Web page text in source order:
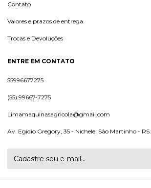
Contato
Valores e prazos de entrega
Trocas e Devoluções
ENTRE EM CONTATO
55996677275
(55) 99667-7275
Limamaquinasagricola@gmail.com
Av. Egídio Gregory, 35 - Nichele, São Martinho - RS.